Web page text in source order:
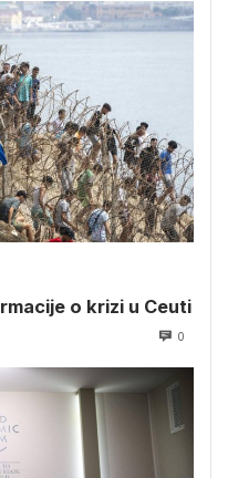
o krizi u Ceuti
0